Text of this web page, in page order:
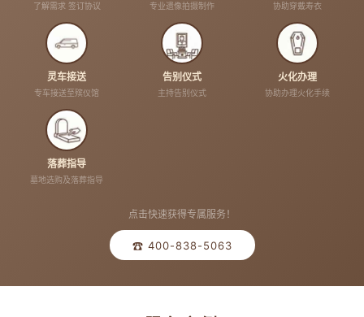
了解需求 签订协议 专业遗像拍摄制作 协助穿戴寿衣
灵车接送
专车接送至殡仪馆
告别仪式
主持告别仪式
火化办理
协助办理火化手续
落葬指导
墓地选购及落葬指导
点击快速获得专属服务！
☎ 400-838-5063